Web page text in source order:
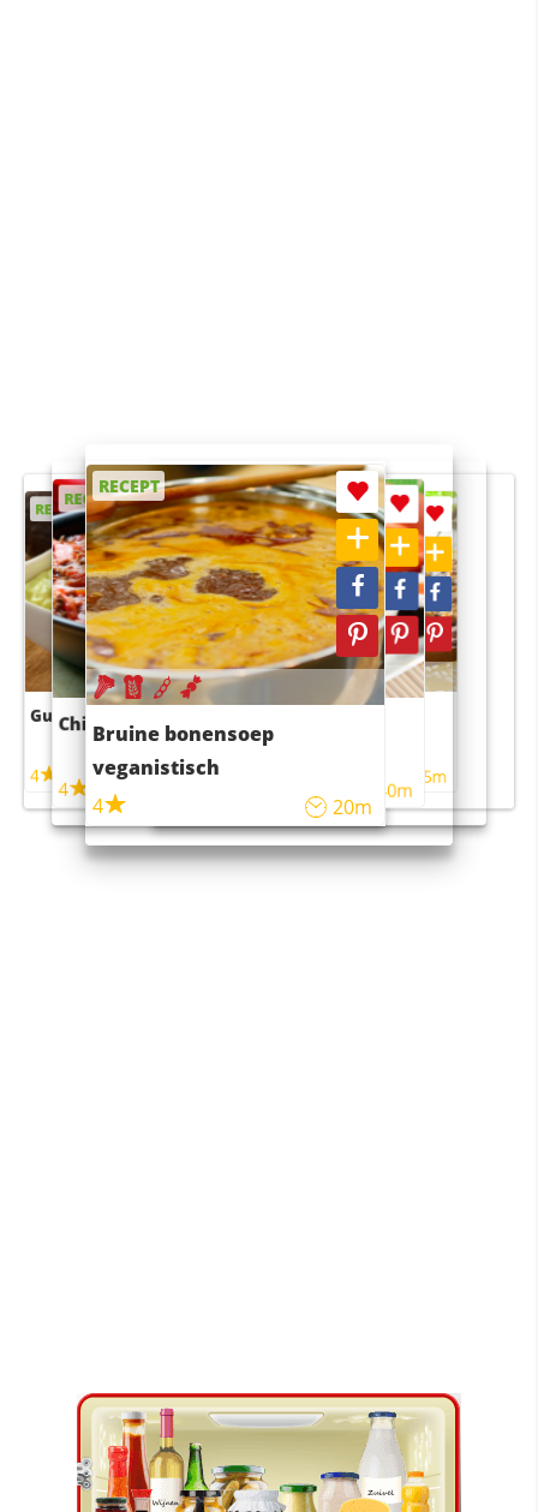
RECEPT
Guacamole
4
RECEPT
Chili con carne
4 45m
RECEPT
Bruine bonensoep
veganistisch
4
20m
RECEPT
Sushi rijstsalade
maaltijdsalade
40m
RECEPT
4 55m